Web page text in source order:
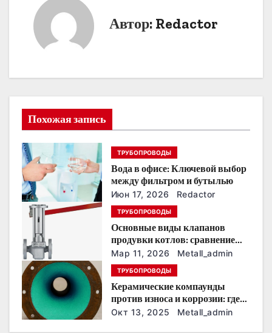
ц
я
п
о
з
п
и
с
я
Автор: Redactor
Похожая запись
ТРУБОПРОВОДЫ
Вода в офисе: Ключевой выбор
между фильтром и бутылью
Июн 17, 2026 Redactor
ТРУБОПРОВОДЫ
Основные виды клапанов
продувки котлов: сравнение
устройств и характеристик
Мар 11, 2026 Metall_admin
ТРУБОПРОВОДЫ
Керамические компаунды
против износа и коррозии: где
они работают эффективнее
Окт 13, 2025 Metall_admin